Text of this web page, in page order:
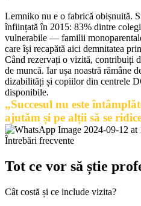
Lemniko nu e o fabrică obișnuită.
înființată în 2015: 83% dintre
vulnerabile — familii
care își recapătă aici demnitatea
Când rezervați o vizită, contribuiți
de muncă. Iar ușa noastră rămâne
dizabilități și copiilor din centrele
disponibile.
„Succesul nu este
ajutăm și pe alții să se
Întrebări frecvente
Tot ce vor să știe
Cât costă și ce include vizita?